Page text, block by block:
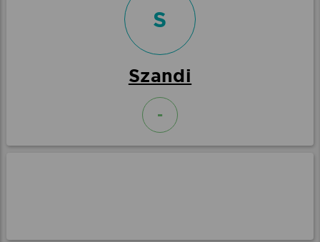
S
Szandi
-